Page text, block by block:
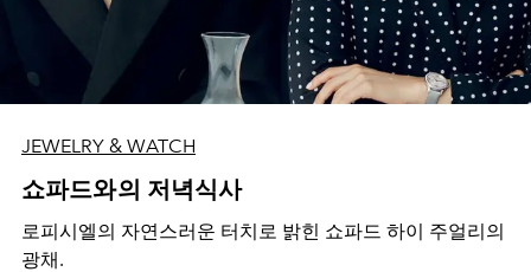
JEWELRY & WATCH
쇼파드와의 저녁식사
로피시엘의 자연스러운 터치로 밝힌 쇼파드 하이 주얼리의
광채.